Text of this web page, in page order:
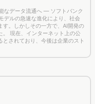
データ流通へ — ソフトバンク
デルの急速な進化により、社会
。しかしその一方で、AI開発の
。 現在、インターネット上の公
されており、今後は企業のスト